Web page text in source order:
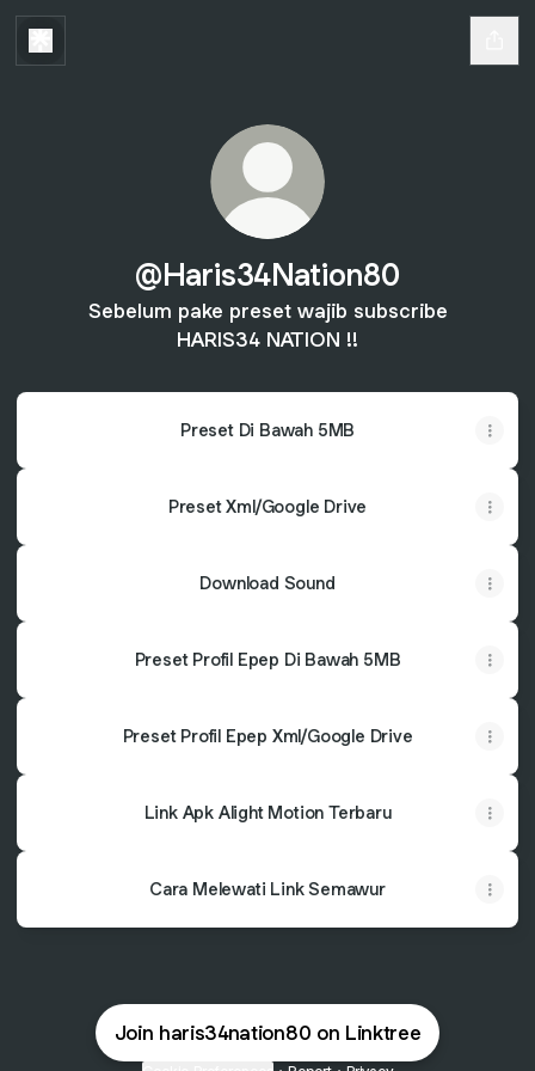
@Haris34Nation80
Sebelum pake preset wajib subscribe
HARIS34 NATION !!
Preset Di Bawah 5MB
Preset Xml/Google Drive
Download Sound
Preset Profil Epep Di Bawah 5MB
Preset Profil Epep Xml/Google Drive
Link Apk Alight Motion Terbaru
Cara Melewati Link Semawur
Join haris34nation80 on Linktree